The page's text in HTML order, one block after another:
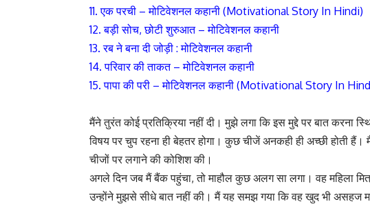
11. एक परची – मोटिवेशनल कहानी (Motivational Story In Hindi)
12. बड़ी सोच, छोटी शुरुआत – मोटिवेशनल कहानी
13. रब ने बना दी जोड़ी : मोटिवेशनल कहानी
14. परिवार की ताकत – मोटिवेशनल कहानी
15. पापा की परी – मोटिवेशनल कहानी (Motivational Story In
मैंने तुरंत कोई प्रतिक्रिया नहीं दी। मुझे लगा कि इस मुद्दे पर बात करना
विषय पर चुप रहना ही बेहतर होगा। कुछ चीजें अनकही ही अच्छी होती
चीजों पर लगाने की कोशिश की।
अगले दिन जब मैं बैंक पहुंचा, तो माहौल कुछ अलग सा लगा। वह महिला
उन्होंने मुझसे सीधे बात नहीं की। मैं यह समझ गया कि वह खुद भी असहज